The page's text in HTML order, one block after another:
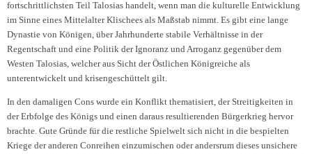
fortschrittlichsten Teil Talosias handelt, wenn man die kulturelle Entwicklung
im Sinne eines Mittelalter Klischees als Maßstab nimmt. Es gibt eine lange
Dynastie von Königen, über Jahrhunderte stabile Verhältnisse in der
Regentschaft und eine Politik der Ignoranz und Arroganz gegenüber dem
Westen Talosias, welcher aus Sicht der Östlichen Königreiche als
unterentwickelt und krisengeschüttelt gilt.
In den damaligen Cons wurde ein Konflikt thematisiert, der Streitigkeiten in
der Erbfolge des Königs und einen daraus resultierenden Bürgerkrieg hervor
brachte. Gute Gründe für die restliche Spielwelt sich nicht in die bespielten
Kriege der anderen Conreihen einzumischen oder andersrum dieses unsichere